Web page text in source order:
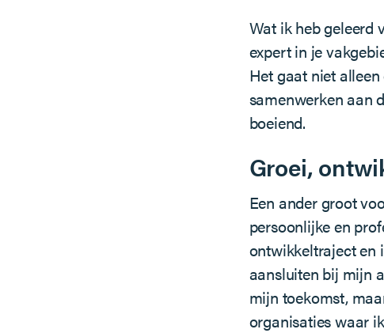
Wat ik heb geleerd
expert in je
Het gaat niet
samenwerken aan
boeiend.
Groei,
Een ander groot
persoonlijke en
ontwikkeltraject en
aansluiten bij mijn
mijn toekomst,
organisaties waar